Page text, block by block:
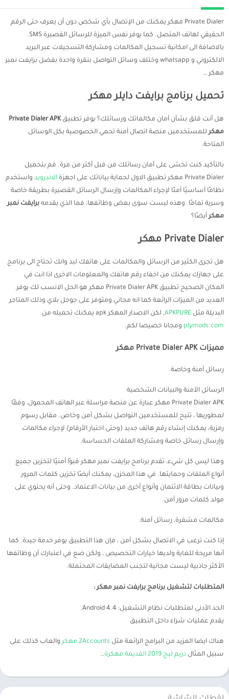
Private Dialer مهكر يمكنك من الإتصال بأي شخص دون أن يعرف حتى الرقم
الحقيقي لهاتف المتصل. كما يوفر نفس الميزة للرسائل القصيرة SMS.
بالاضافة الى امكانية تسجيل المكالمات ومشاركة التسجيلات عبر البريد
الالكتروني و whatsapp وختلف وسائل التواصل بنقرة واحدة بفضل برايفت نمبر
مهكر …
تحميل برنامج برايفت دايلر مهكر
هل أنت قلق بشأن أمان مكالماتك ورسائلك؟ يوفر تطبيقPrivate Dialer APK
مهكرللمستخدمين منصة اتصال آمنة تحمي الخصوصية بكل الوسائل
المتاحة.
بالتأكيد كنت تخشى على أمان رسائلك من قبل أكثر من مرة. قم بتحميل
Private Dialer مهكر تطبيق الاول لحماية بياناتك على اجهزة
الاندرويد واستخدم
نظامًا أساسيًا آمنًا لإجراء المكالمات وإرسال الرسائل القصيرة بطريقة خاصة
وسرية تمامًا. وهذه ليست سوى بعض وظائفها، فما الذي يقدمه برايفت نمبر
مهكرأيضًا؟
Private Dialer مهكر
هل تجرى الكثير من الرسائل والمكالمات على هاتفك لبد وانك تحتاج الى برنامج
على جهازك يمكنك من اخفاء رقم هاتفك والمعلومات الاخرى اذا انت في
المكان الصحيح تطبيق Private Dialer APK مهكر هو الحل الانسب لك يوفر
العديد من الميزات الرائعة كما انه مجاني ومتوفر على جوجل بلاي وذلك المتاجر
البديلة مثل APKPURE, لكن الاصدار المهكر apk يمكنك تحميله من
plymods.com ومجانا خصيصا لكم.
مميزات Private Dialer APK مهكر
رسائل آمنة وخاصة.
الرسائل الآمنة والبيانات الشخصية
Private Dialer APK مهكر عبارة عن منصة مراسلة عبر الهاتف المحمول، وفقًا
لمطوريها ، تتيح للمستخدمين التواصل بشكل آمن وخاص. مقابل رسوم
رمزية، يمكنك إنشاء رقم هاتف جديد (وحتى اختيار الأرقام) لإجراء مكالمات
وإرسال رسائل خاصة ومشاركة الملفات الحساسة.
وهذا ليس كل شيء، تقدم برنامج برايفت نمبر مهكر قبوًا أمنيًا لتخزين جميع
أنواع الملفات وحمايتها. في هذا المخزن، يمكنك أيضًا تخزين كلمات المرور
وبيانات بطاقة الائتمان وأنواع أخرى من بيانات الاعتماد. وحتى أنه يحتوي على
مولد كلمات مرور آمن.
مكالمات مشفرة، رسائل آمنة.
إذا كنت ترغب في الاتصال بشكل آمن ، فإن هذا التطبيق يوفر خدمة جيدة. كما
أنها مريحة للغاية ولديها خيارات التخصيص ، ولكن ضع في اعتبارك أن وظائفها
الأكثر جاذبية ليست مجانية لتجنب المضايقات المحتملة.
المتطلبات لتشغيل برنامج برايفت نمبر مهكر :
الحد الأدنى لمتطلبات نظام التشغيل: Android 4.4.
يقدم عمليات شراء داخل التطبيق
هناك ايضا المزيد من البرامج الرائعة مثل 2Accounts مهكر
والعاب كذلك على
سبيل المثال دريم ليج 2019 القديمة مهكرة …